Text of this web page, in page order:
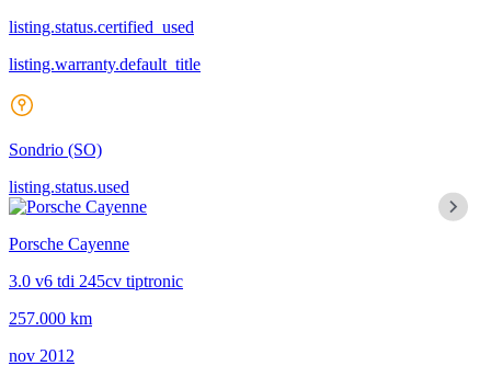
listing.status.certified_used
listing.warranty.default_title
Sondrio (SO)
listing.status.used
Porsche Cayenne
3.0 v6 tdi 245cv tiptronic
257.000 km
nov 2012